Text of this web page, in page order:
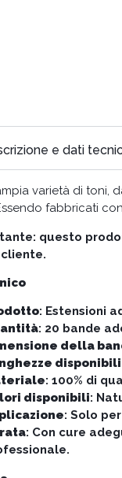
e dati
varietà di toni,
fabbricati
questo
: Estensioni
: 20 bande
della
disponibili
: 100% di
disponibili:
: Solo
: Con cure